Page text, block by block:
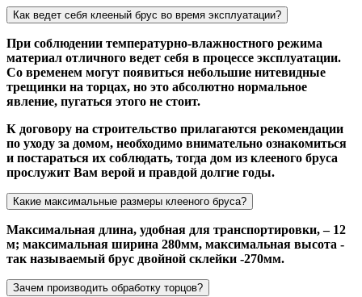
Как ведет себя клееный брус во время эксплуатации?
При соблюдении температурно-влажностного режима
материал отличного ведет себя в процессе эксплуатации.
Со временем могут появиться небольшие нитевидные
трещинки на торцах, но это абсолютно нормальное
явление, пугаться этого не стоит.
К договору на строительство прилагаются рекомендации
по уходу за домом, необходимо внимательно ознакомиться
и постараться их соблюдать, тогда дом из клееного бруса
прослужит Вам верой и правдой долгие годы.
Какие максимальные размеры клееного бруса?
Максимальная длина, удобная для транспортировки, – 12
м; максимальная ширина 280мм, максимальная высота -
так называемый брус двойной склейки -270мм.
Зачем производить обработку торцов?